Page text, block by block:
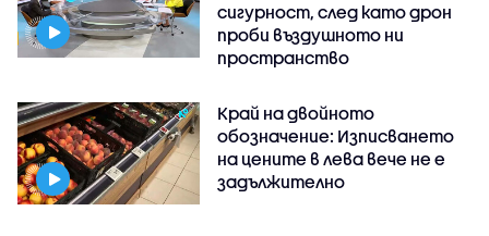
сигурност, след като дрон
проби въздушното ни
пространство
Край на двойното
обозначение: Изписването
на цените в лева вече не е
задължително